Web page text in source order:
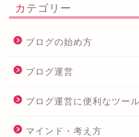
カテゴリー
ブログの始め方
ブログ運営
ブログ運営に便利なツール
マインド・考え方